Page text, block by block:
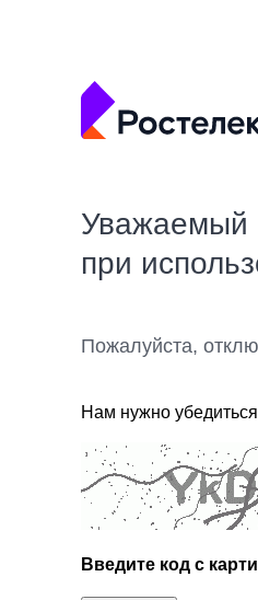
Уважаемый
при
Пожалуйста,
Нам нужно
Введите код с